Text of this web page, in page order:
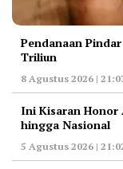
Pendanaan
Triliun
8 Agustus 2026 |
Ini Kisaran Honor
hingga Nasional
5 Agustus 2026 |